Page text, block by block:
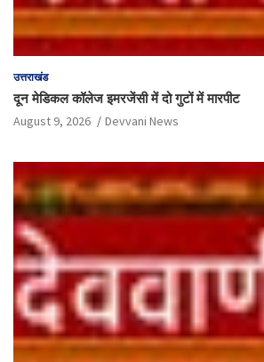
उत्तराखंड
दून मेडिकल कॉलेज इमरजेंसी में दो गुटों में मारपीट
August 9, 2026 Devvani News